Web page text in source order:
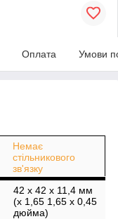
Оплата Умови
Немає
стільникового
зв'язку
42 x 42 x 11,4 мм
(x 1,65 1,65 x 0,45
дюйма)